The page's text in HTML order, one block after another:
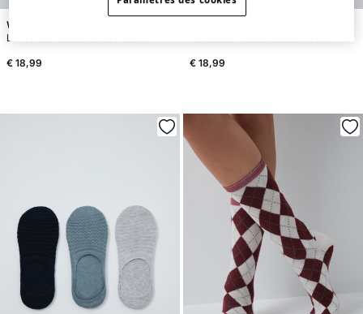
Women'secret
€ 18,99 € 18,99